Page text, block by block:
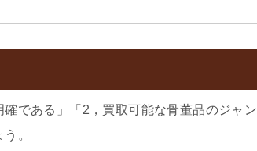
である」「2，買取可能な骨董品のジャン
。